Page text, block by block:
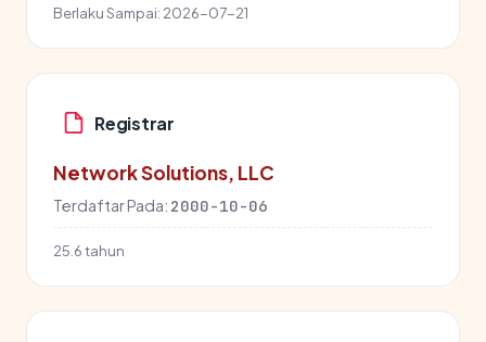
Berlaku Sampai: 2026-07-21
Registrar
Network Solutions, LLC
Terdaftar Pada: 2000-10-06
25.6 tahun